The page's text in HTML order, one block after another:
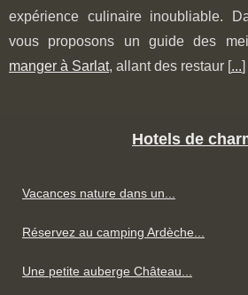
expérience culinaire inoubliable.
vous proposons un guide des
manger à Sarlat, allant des restaur [...]
Hotels de
Vacances nature dans un...
Réservez au camping Ardèche...
Une petite auberge Château...